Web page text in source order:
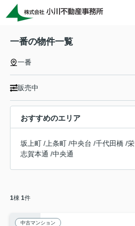
一番の物件一覧
一番
販売中
おすすめのエリア
坂上町 / 上条町 /中央台 /千代田橋 /栄
志賀本通 /中央通
1棟 1件
中古マンション